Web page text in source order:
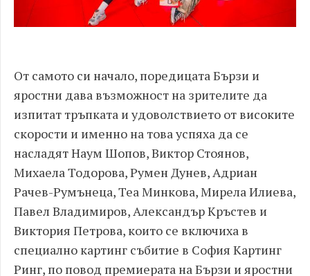
От самото си начало, поредицата Бързи и
яростни дава възможност на зрителите да
изпитат тръпката и удоволствието от високите
скорости и именно на това успяха да се
насладят Наум Шопов, Виктор Стоянов,
Михаела Тодорова, Румен Дунев, Адриан
Рачев-Румънеца, Теа Минкова, Мирела Илиева,
Павел Владимиров, Александър Кръстев и
Виктория Петрова, които се включиха в
специално картинг събитие в София Картинг
Ринг, по повод премиерата на Бързи и яростни